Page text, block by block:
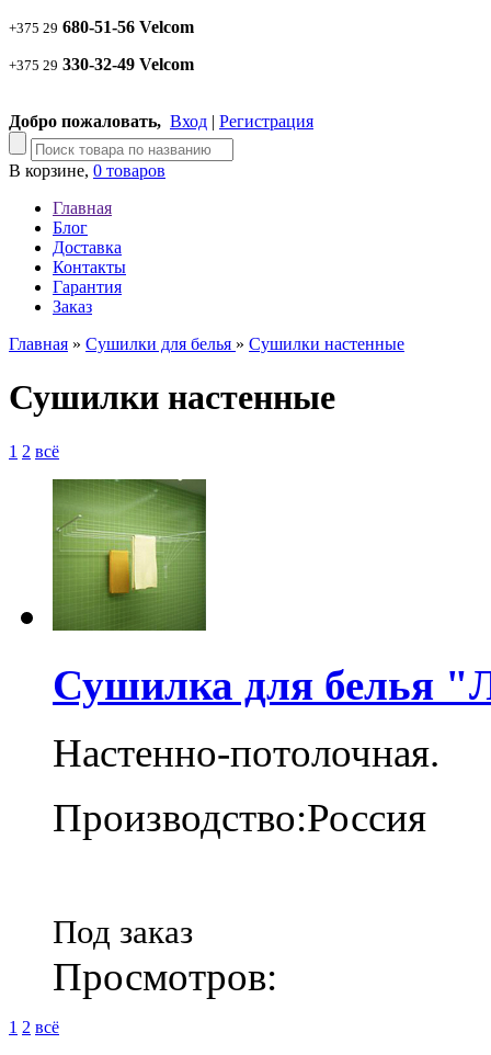
+375 29 680-51-56 Velcom
+375 29 330-32-49 Velcom
Добро пожаловать, Вход | Регистрация
В корзине, 0 товаров
Главная
Блог
Доставка
Контакты
Гарантия
Заказ
Главная » Сушилки для белья » Сушилки настенные
Сушилки настенные
1 2 всё
Сушилка для белья
Настенно-потолочная.
Производство:Россия
Под заказ
Просмотров:
1 2 всё